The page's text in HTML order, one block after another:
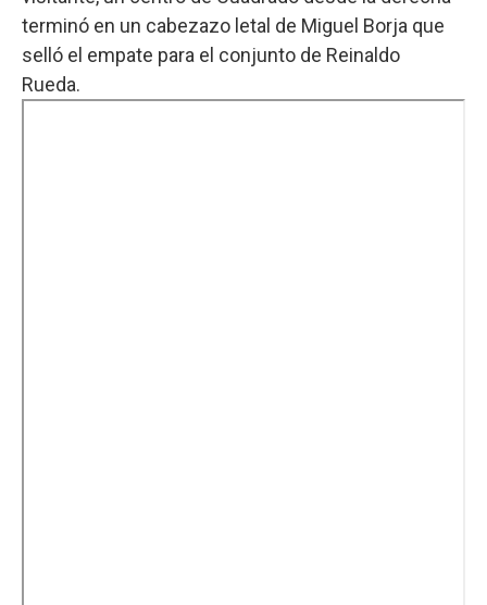
terminó en un cabezazo letal de Miguel Borja que
selló el empate para el conjunto de Reinaldo
Rueda.